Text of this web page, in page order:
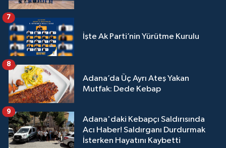
İşte Ak Parti’nin Yürütme Kurulu
7
Adana’da Üç Ayrı Ateş Yakan
Mutfak: Dede Kebap
8
Adana'daki Kebapçı Saldırısında
Acı Haber! Saldırganı Durdurmak
İsterken Hayatını Kaybetti
9